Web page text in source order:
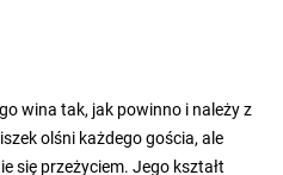
wina tak, jak powinno i należy z
olśni każdego gościa, ale
się przeżyciem. Jego kształt